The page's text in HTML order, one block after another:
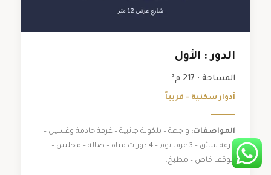
الدور : الأول
المساحة : 217 م²
أدوار سكنية - قريباً
المواصفات: واجهة – بلكونة جانبية – غرفة خادمة وغسيل –
غرفة سائق – 3 غرف نوم – 4 دورات مياه – صالة – مجلس –
موقف خاص – مطبخ.